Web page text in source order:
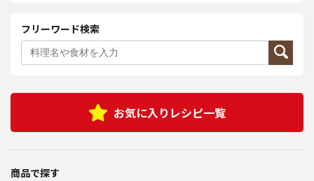
フリーワード検索
お気に入りレシピ一覧
商品で探す